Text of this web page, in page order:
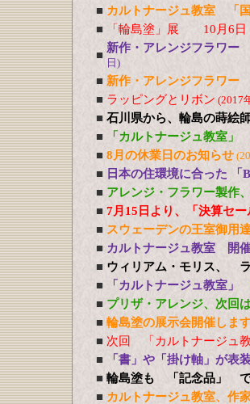
■ カルトナージュ教室 「
■
「輪島塗」展 10月6日
■
新作・アレンジフラワ
日)
■ 新作・アレンジフラワ
■ ラッピングとリボン (2017
■ 石川県から、輪島の蒔絵
■
「カルトナージュ教室
■ 8月の休業日のお知らせ
■ 日本の住環境に合った
■ アレンジ・フラワー製作
■ 7月15日より、「決算セ
■ スウェーデンの王室御用
■ カルトナージュ教室 開
■ ウィリアム・モリス、
■
「カルトナージュ教室
■ プリザ・アレンジ、次回
■ 輪島塗の展示会開催します
■ 次回 「カルトナージュ
■
「書」や「掛け軸」が表
■ 輪島塗も 「記念品」 で
■ カルトナージュ教室、